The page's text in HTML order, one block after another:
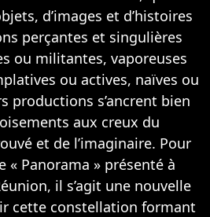
d’images et d’histoires
perçantes et singulières
ou militantes, vaporeuses
ou actives, naïves ou
productions s’ancrent bien
aux creux du
et de l’imaginaire. Pour
« Panorama » présenté à
il s’agit une nouvelle
cette constellation formant